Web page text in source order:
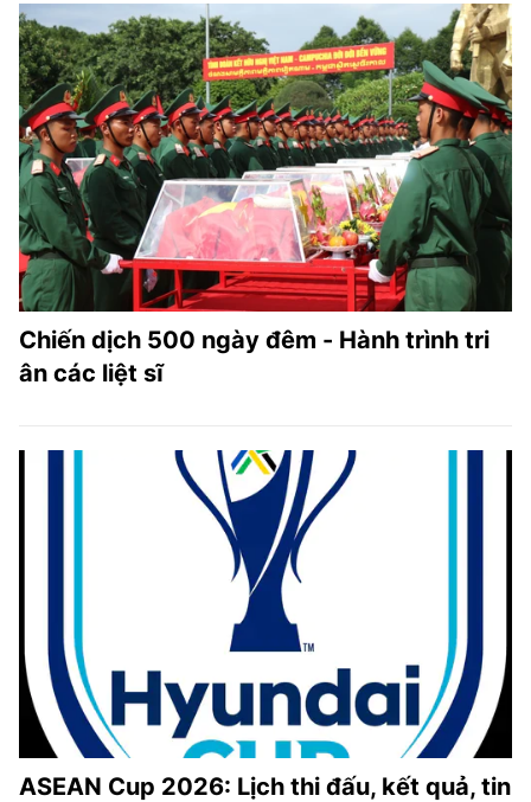
Chiến dịch 500 ngày đêm - Hành trình tri
ân các liệt sĩ
ASEAN Cup 2026: Lịch thi đấu, kết quả, tin